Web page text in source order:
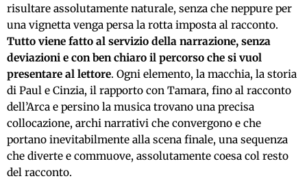
risultare assolutamente naturale, senza che neppure per
una vignetta venga persa la rotta imposta al racconto.
Tutto viene fatto al servizio della narrazione, senza
deviazioni e con ben chiaro il percorso che si vuol
presentare al lettore. Ogni elemento, la macchia, la storia
di Paul e Cinzia, il rapporto con Tamara, fino al racconto
dell’Arca e persino la musica trovano una precisa
collocazione, archi narrativi che convergono e che
portano inevitabilmente alla scena finale, una sequenza
che diverte e commuove, assolutamente coesa col resto
del racconto.